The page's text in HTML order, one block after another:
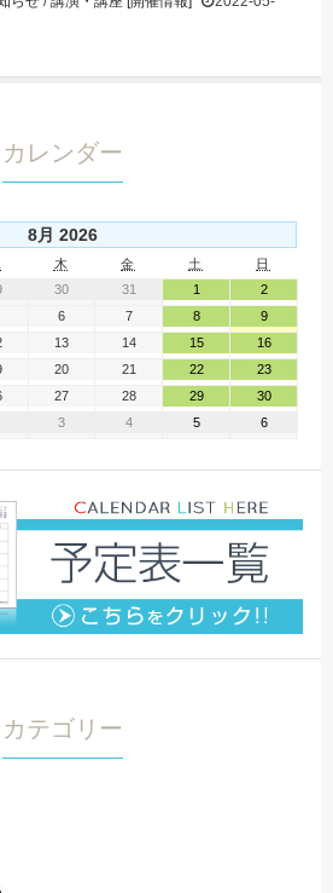
カレンダー
8月 2026
木 金 土
日
30 31 1
2
6 7 8
9
13 14 15
16
20 21 22
23
27 28 29
30
3 4 5 6
カテゴリー